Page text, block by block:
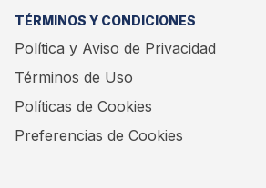
TÉRMINOS Y CONDICIONES
Política y Aviso de Privacidad
Términos de Uso
Políticas de Cookies
Preferencias de Cookies